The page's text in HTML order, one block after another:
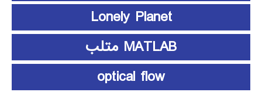
Lonely Planet
MATLAB متلب
optical flow